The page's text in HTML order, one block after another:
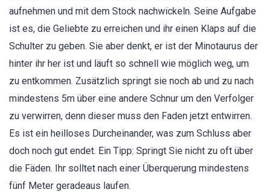
aufnehmen und mit dem Stock nachwickeln. Seine Aufgabe
ist es, die Geliebte zu erreichen und ihr einen Klaps auf die
Schulter zu geben. Sie aber denkt, er ist der Minotaurus der
hinter ihr her ist und läuft so schnell wie möglich weg, um
zu entkommen. Zusätzlich springt sie noch ab und zu nach
mindestens 5m über eine andere Schnur um den Verfolger
zu verwirren, denn dieser muss den Faden jetzt entwirren.
Es ist ein heilloses Durcheinander, was zum Schluss aber
doch noch gut endet. Ein Tipp: Springt Sie nicht zu oft über
die Fäden. Ihr solltet nach einer Überquerung mindestens
fünf Meter geradeaus laufen.